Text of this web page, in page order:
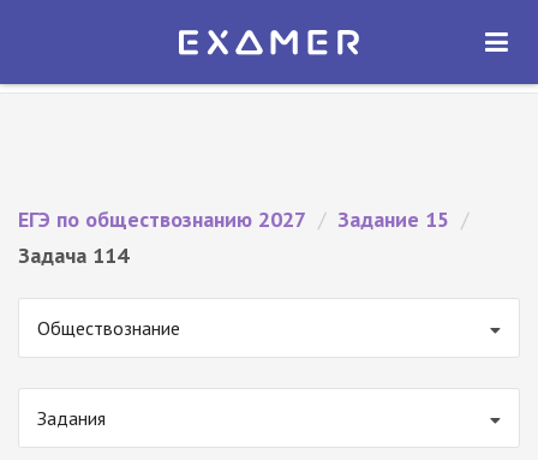
Экзамер — ЕГЭ 2027
ОТКРЫТЬ
ЕГЭ по обществознанию 2027 / Задание 15 /
Задача 114
Обществознание
Задания